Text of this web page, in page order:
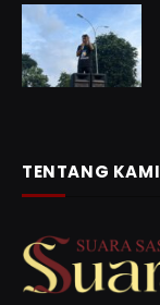
TENTANG KAMI